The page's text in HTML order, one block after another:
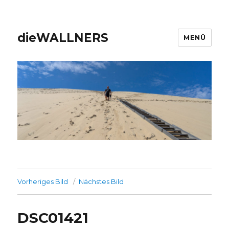
dieWALLNERS MENÜ
Vorheriges Bild Nächstes Bild
DSC01421